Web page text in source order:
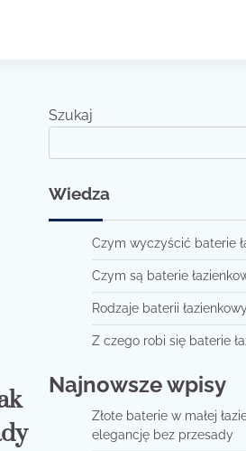
Szukaj
Wiedza
Czym wyczyścić baterie
Czym są baterie
Rodzaje baterii
Z czego robi się baterie
Najnowsze wpisy
Złote baterie w małej
elegancję bez przesady